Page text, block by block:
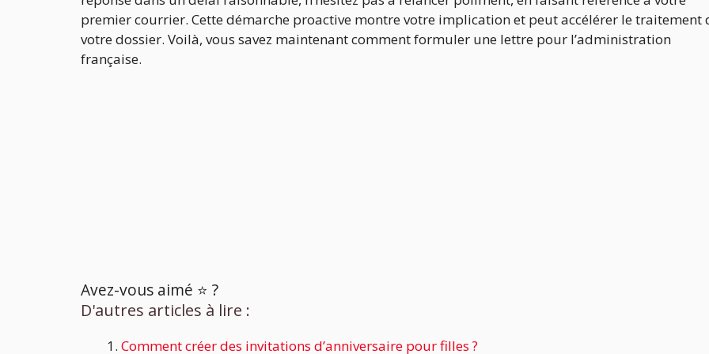
premier courrier. Cette démarche proactive montre votre implication et peut accélérer le traitement
votre dossier. Voilà, vous savez maintenant comment formuler une lettre pour l’administration
française.
Avez-vous aimé ⭐️ ?
D'autres articles à lire :
Comment créer des invitations d’anniversaire pour filles ?